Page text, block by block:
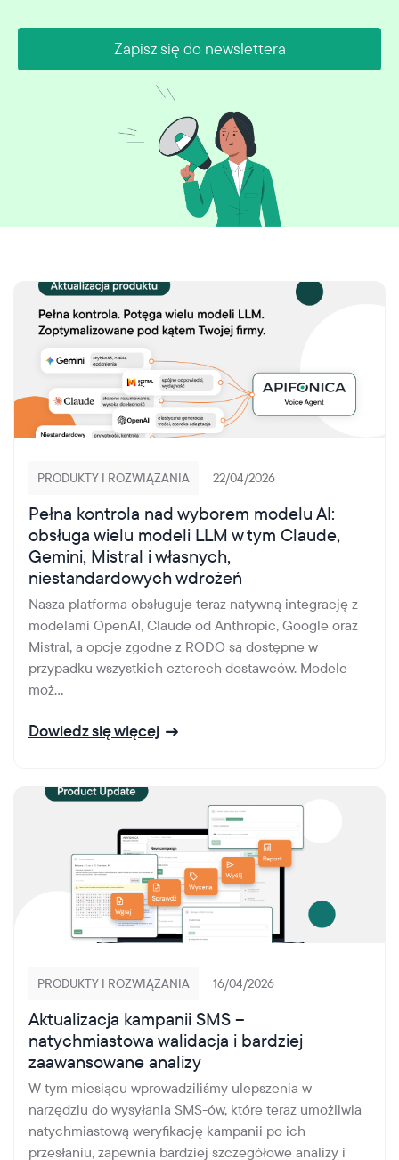
Zapisz się do newslettera
PRODUKTY I ROZWIĄZANIA 22/04/2026
Pełna kontrola nad wyborem modelu AI:
obsługa wielu modeli LLM w tym Claude,
Gemini, Mistral i własnych,
niestandardowych wdrożeń
Nasza platforma obsługuje teraz natywną integrację z
modelami OpenAI, Claude od Anthropic, Google oraz
Mistral, a opcje zgodne z RODO są dostępne w
przypadku wszystkich czterech dostawców. Modele
moż...
Dowiedz się więcej
PRODUKTY I ROZWIĄZANIA 16/04/2026
Aktualizacja kampanii SMS –
natychmiastowa walidacja i bardziej
zaawansowane analizy
W tym miesiącu wprowadziliśmy ulepszenia w
narzędziu do wysyłania SMS-ów, które teraz umożliwia
natychmiastową weryfikację kampanii po ich
przesłaniu, zapewnia bardziej szczegółowe analizy i